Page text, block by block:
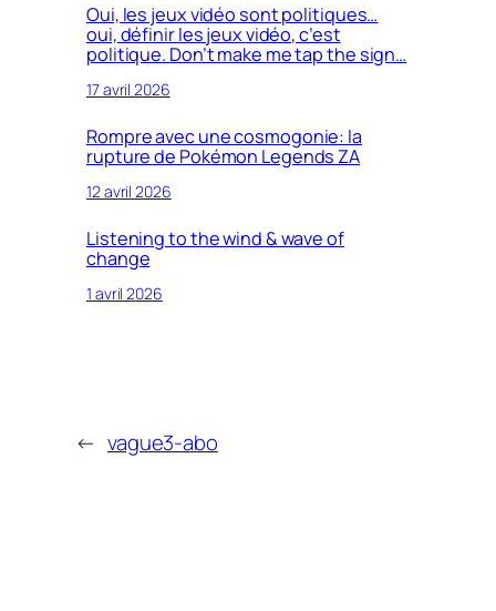
Oui, les jeux vidéo sont politiques…
oui, définir les jeux vidéo, c’est
politique. Don’t make me tap the sign…
17 avril 2026
Rompre avec une cosmogonie: la
rupture de Pokémon Legends ZA
12 avril 2026
Listening to the wind & wave of
change
1 avril 2026
← vague3-abo